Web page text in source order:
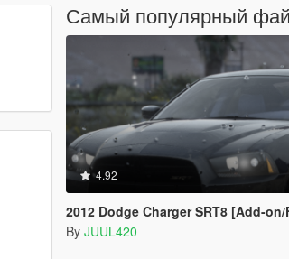
Самый популярный
4.92
2012 Dodge Charger SRT8 [Add-
By JUUL420